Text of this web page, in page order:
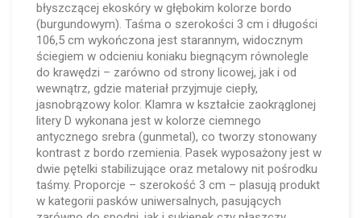
błyszczącej ekoskóry w głębokim kolorze bordo
(burgundowym). Taśma o szerokości 3 cm i długości
106,5 cm wykończona jest starannym, widocznym
ściegiem w odcieniu koniaku biegnącym równolegle
do krawędzi – zarówno od strony licowej, jak i od
wewnątrz, gdzie materiał przyjmuje ciepły,
jasnobrązowy kolor. Klamra w kształcie zaokrąglonej
litery D wykonana jest w kolorze ciemnego
antycznego srebra (gunmetal), co tworzy stonowany
kontrast z bordo rzemienia. Pasek wyposażony jest w
dwie pętelki stabilizujące oraz metalowy nit pośrodku
taśmy. Proporcje – szerokość 3 cm – plasują produkt
w kategorii pasków uniwersalnych, pasujących